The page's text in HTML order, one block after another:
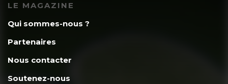
LE MAGAZINE
Qui sommes-nous ?
Partenaires
Nous contacter
Soutenez-nous